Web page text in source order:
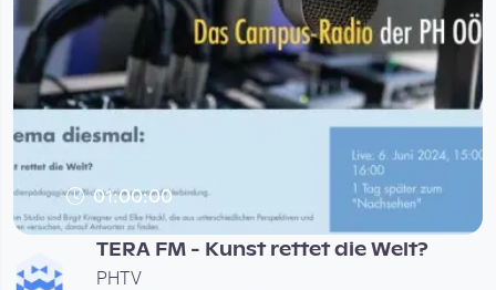
01:00:00
TERA FM - Kunst rettet die Welt?
PHTV